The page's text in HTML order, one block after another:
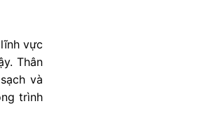
vực
Thân
và
trình